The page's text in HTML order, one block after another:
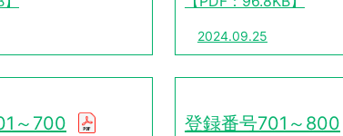
2024.09.25
～700 登録番号701～800